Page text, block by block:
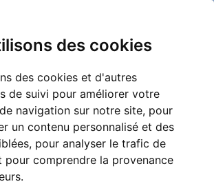
des cookies
des cookies et d'autres
de suivi pour améliorer votre
navigation sur notre site, pour
un contenu personnalisé et des
pour analyser le trafic de
pour comprendre la provenance